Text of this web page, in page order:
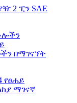
2 ፒን SAE
በማገናኘት